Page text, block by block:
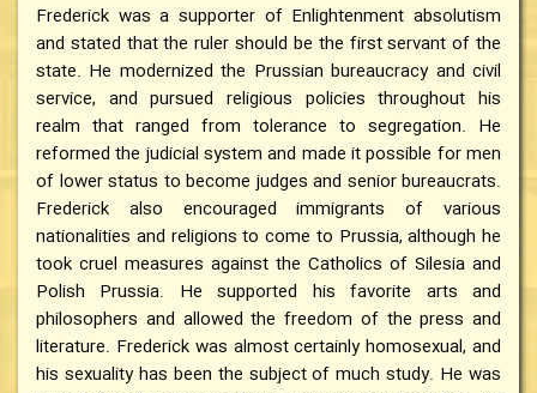
Frederick was a supporter of Enlightenment absolutism
and stated that the ruler should be the first servant of the
state. He modernized the Prussian bureaucracy and civil
service, and pursued religious policies throughout his
realm that ranged from tolerance to segregation. He
reformed the judicial system and made it possible for men
of lower status to become judges and senior bureaucrats.
Frederick also encouraged immigrants of various
nationalities and religions to come to Prussia, although he
took cruel measures against the Catholics of Silesia and
Polish Prussia. He supported his favorite arts and
philosophers and allowed the freedom of the press and
literature. Frederick was almost certainly homosexual, and
his sexuality has been the subject of much study. He was